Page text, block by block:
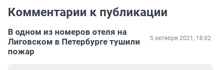
Комментарии к публикации
В одном из номеров отеля на
Лиговском в Петербурге тушили
пожар
5 октября 2021, 18:02